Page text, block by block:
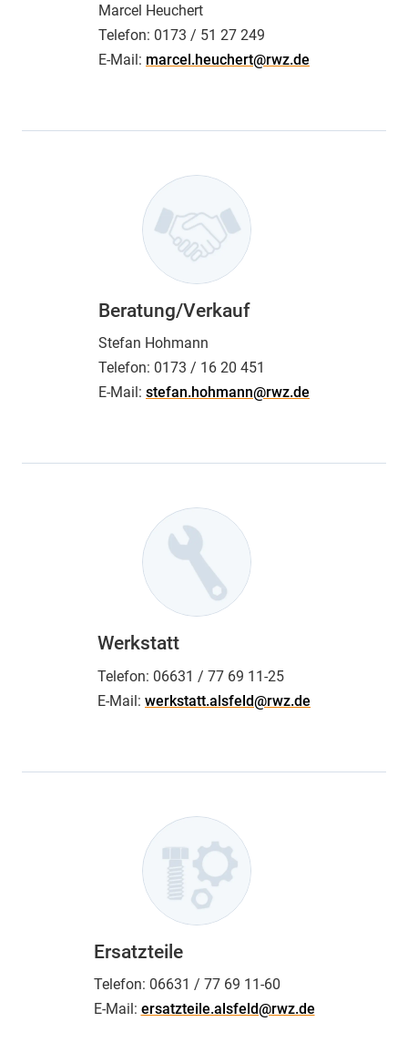
Marcel Heuchert
Telefon: 0173 / 51 27 249
E-Mail: marcel.heuchert@rwz.de
Beratung/Verkauf
Stefan Hohmann
Telefon: 0173 / 16 20 451
E-Mail: stefan.hohmann@rwz.de
Werkstatt
Telefon: 06631 / 77 69 11-25
E-Mail: werkstatt.alsfeld@rwz.de
Ersatzteile
Telefon: 06631 / 77 69 11-60
E-Mail: ersatzteile.alsfeld@rwz.de